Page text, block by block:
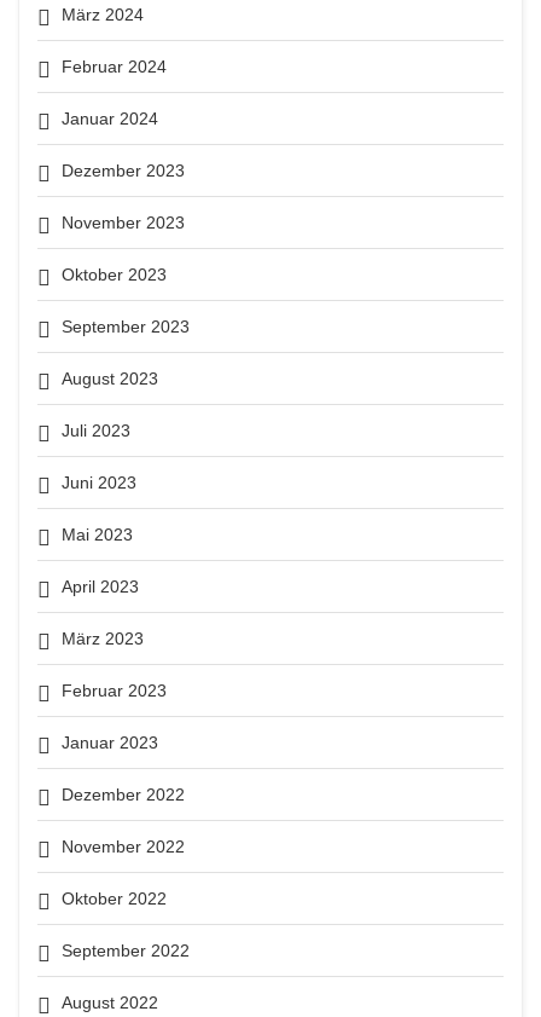
März 2024
Februar 2024
Januar 2024
Dezember 2023
November 2023
Oktober 2023
September 2023
August 2023
Juli 2023
Juni 2023
Mai 2023
April 2023
März 2023
Februar 2023
Januar 2023
Dezember 2022
November 2022
Oktober 2022
September 2022
August 2022